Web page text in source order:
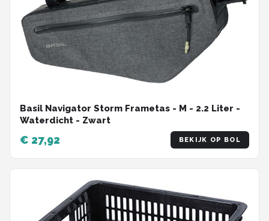
Basil Navigator Storm Frametas - M - 2.2 Liter -
Waterdicht - Zwart
€ 27,92 BEKIJK OP BOL